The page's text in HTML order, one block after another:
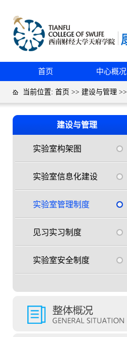
首页 中心概况
当前位置: 首页 >> 建设与管理 >>
建设与管理
实验室构架图
实验室信息化建设
实验室管理制度
见习实习制度
实验室安全制度